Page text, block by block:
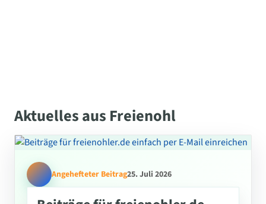
Aktuelles aus Freienohl
Angehefteter Beitrag25. Juli 2026